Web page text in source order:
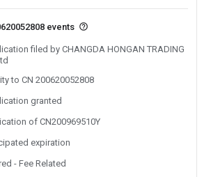
events
filed by CHANGDA HONGAN TRADING
to CN 200620052808
granted
of CN200969510Y
expiration
- Fee Related